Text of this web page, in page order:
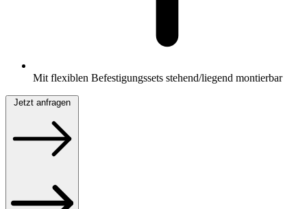
Mit flexiblen Befestigungssets stehend/liegend montierbar
Jetzt anfragen